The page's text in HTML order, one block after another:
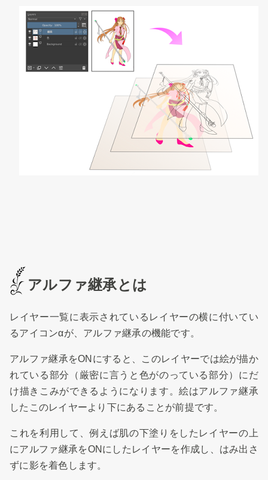
アルファ継承とは
レイヤー一覧に表示されているレイヤーの横に付いてい
るアイコンαが、アルファ継承の機能です。
アルファ継承をONにすると、このレイヤーでは絵が描か
れている部分（厳密に言うと色がのっている部分）にだ
け描きこみができるようになります。絵はアルファ継承
したこのレイヤーより下にあることが前提です。
これを利用して、例えば肌の下塗りをしたレイヤーの上
にアルファ継承をONにしたレイヤーを作成し、はみ出さ
ずに影を着色します。